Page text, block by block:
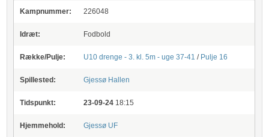
Kampnummer: 226048
Idræt: Fodbold
Række/Pulje: U10 drenge - 3. kl. 5m - uge 37-41 / Pulje 16
Spillested: Gjessø Hallen
Tidspunkt: 23-09-24 18:15
Hjemmehold: Gjessø UF